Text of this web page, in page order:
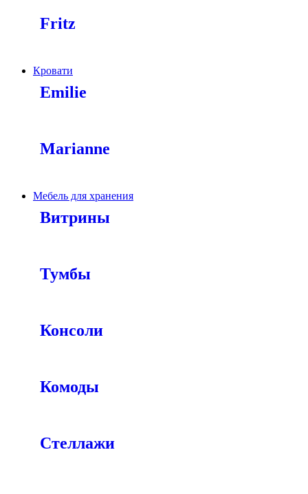
Fritz
Кровати
Emilie
Marianne
Мебель для хранения
Витрины
Тумбы
Консоли
Комоды
Стеллажи